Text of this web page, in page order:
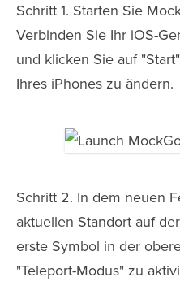
Schritt 1. Starten Sie
Verbinden Sie Ihr iOS-
und klicken Sie auf
Ihres iPhones zu ändern.
Schritt 2. In dem neuen
aktuellen Standort auf
erste Symbol in der
"Teleport-Modus" zu